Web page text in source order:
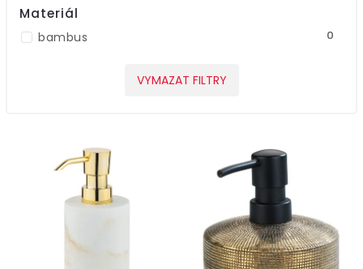
Materiál
bambus 0
VYMAZAT FILTRY